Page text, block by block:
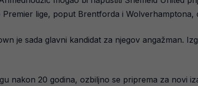
Premier lige, poput Brentforda i
je sada glavni kandidat za njegov angažman.
nakon 20 godina, ozbiljno se priprema za novi